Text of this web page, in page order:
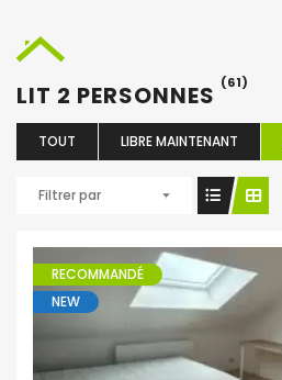
LIT 2 PERSONNES (61)
TOUT LIBRE MAINTENANT
Filtrer par
RECOMMANDÉ
NEW